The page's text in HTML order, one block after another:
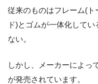
従来のものはフレーム(
ド)とゴムが一体化して
ない。
しかし、メーカーによっ
が発売されています。